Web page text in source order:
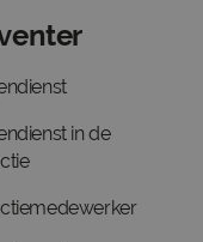
in de